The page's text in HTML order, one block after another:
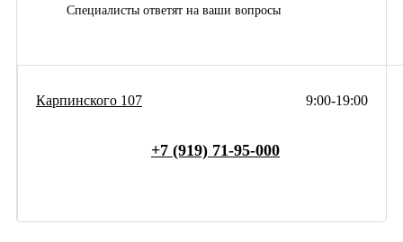
Специалисты ответят на ваши вопросы
9:00-19:00
Карпинского 107
+7 (919) 71-95-000